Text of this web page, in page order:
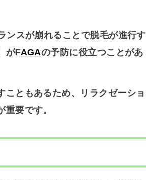
ンスが崩れることで脱毛が進行す
がFAGAの予防に役立つことがあ
こともあるため、リラクゼーショ
要です。